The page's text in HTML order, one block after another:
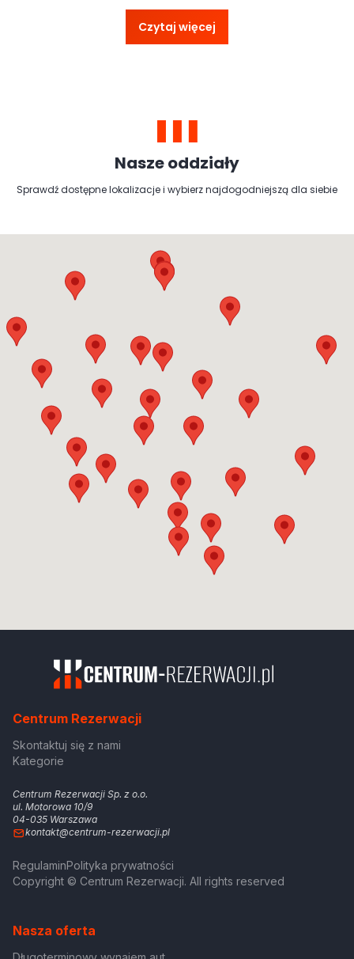
Czytaj więcej
Nasze oddziały
Sprawdź dostępne lokalizacje i wybierz najdogodniejszą dla siebie
Centrum Rezerwacji
Skontaktuj się z nami
Kategorie
Centrum Rezerwacji Sp. z o.o.
ul. Motorowa 10/9
04-035 Warszawa
kontakt@centrum-rezerwacji.pl
Copyright © Centrum Rezerwacji. All rights reserved
RegulaminPolityka prywatności
Nasza oferta